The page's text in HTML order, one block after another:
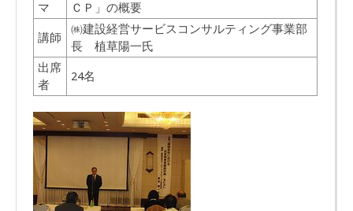
マ
ＣＰ」の概要
講師
㈱建設経営サービスコンサルティング事業部
長 植草陽一氏
出席
者
24名